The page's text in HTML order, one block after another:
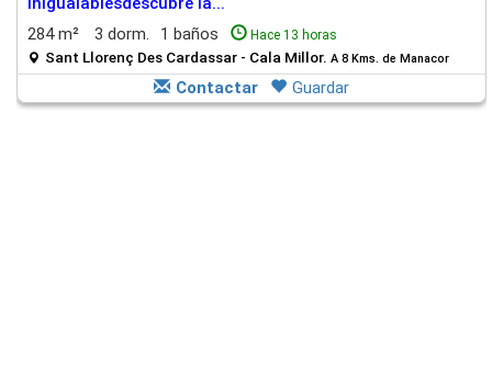
284 m²
3 dorm. 1 baños Hace 13 horas
Sant Llorenç Des Cardassar - Cala Millor. A 8 Kms. de Manacor
Contactar Guardar